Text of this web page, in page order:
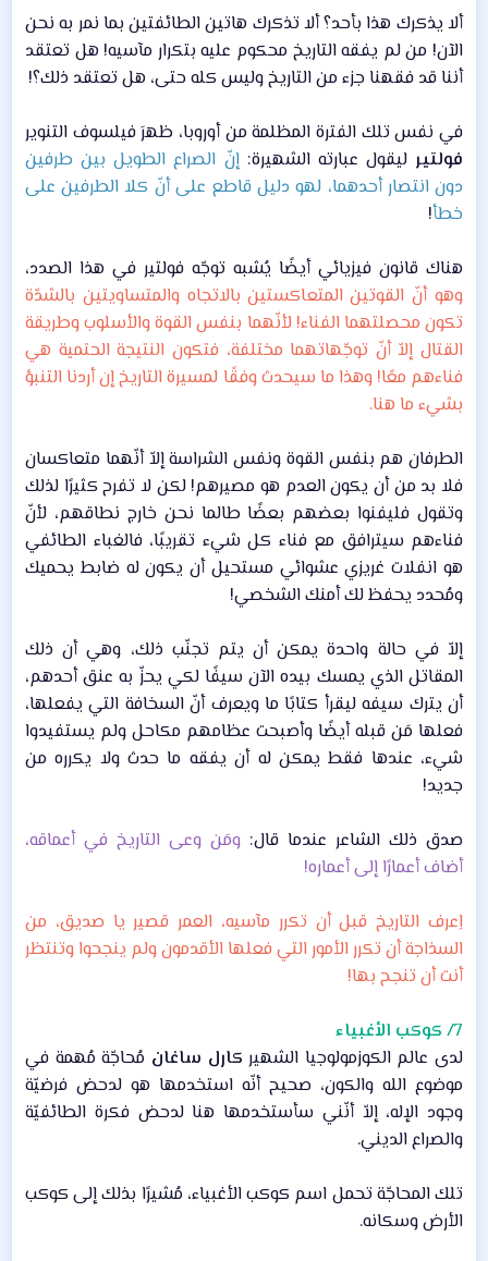
ألا يذكرك هذا بأحد؟ ألا تذكرك هاتين الطائفتين بما نمر به نحن
الآن! من لم يفقه التاريخ محكوم عليه بتكرار مآسيه! هل تعتقد
أننا قد فقهنا جزء من التاريخ وليس كله حتى، هل تعتقد ذلك؟!​
في نفس تلك الفترة المظلمة من أوروبا، ظهرَ فيلسوف التنوير
فولتيرليقول عبارته الشهيرة:إنّ الصراع الطويل بين طرفين
دون انتصار أحدهما، لهو دليل قاطع على أنّ كلا الطرفين على
خطأ!​
هناك قانون فيزيائي أيضًا يُشبه توجّه فولتير في هذا الصدد،
وهو أنّ القوتين المتعاكستين بالاتجاه والمتساويتين بالشدّة
تكون محصلتهما الفناء! لأنّهما بنفس القوة والأسلوب وطريقة
القتال إلاّ أنّ توجّهاتهما مختلفة، فتكون النتيجة الحتمية هي
فناءهم معًا! وهذا ما سيحدث وفقًا لمسيرة التاريخ إن أردنا التنبؤ
بشيء ما هنا.
الطرفان هم بنفس القوة ونفس الشراسة إلاّ أنّهما متعاكسان
فلا بد من أن يكون العدم هو مصيرهم! لكن لا تفرح كثيرًا لذلك
وتقول فليفنوا بعضهم بعضًا طالما نحن خارج نطاقهم، لأنّ
فناءهم سيترافق مع فناء كل شيء تقريبًا، فالغباء الطائفي
هو انفلات غريزي عشوائي مستحيل أن يكون له ضابط يحميك
ومُحدد يحفظ لك أمنك الشخصي!​
إلاّ في حالة واحدة يمكن أن يتم تجنّب ذلك، وهي أن ذلك
المقاتل الذي يمسك بيده الآن سيفًا لكي يحزّ به عنق أحدهم،
أن يترك سيفه ليقرأ كتابًا ما ويعرف أنّ السخافة التي يفعلها،
فعلها مَن قبله أيضًا وأصبحت عظامهم مكاحل ولم يستفيدوا
شيء، عندها فقط يمكن له أن يفقه ما حدث ولا يكرره من
جديد!​
صدق ذلك الشاعر عندما قال: ومَن وعى التاريخ في أعماقه،
أضاف أعمارًا إلى أعماره!
اِعرف التاريخ قبل أن تكرر مآسيه، العمر قصير يا صديق، من
السذاجة أن تكرر الأمور التي فعلها الأقدمون ولم ينجحوا وتنتظر
أنت أن تنجح بها!
7/ كوكب الأغبياء
لدى عالم الكوزمولوجيا الشهير كارل ساغان مُحاجّة مُهمة في
موضوع الله والكون، صحيح أنّه استخدمها هو لدحض فرضيّة
وجود الإله، إلاّ أنّني سأستخدمها هنا لدحض فكرة الطائفيّة
والصراع الديني.​
تلك المحاجّة تحمل اسم كوكب الأغبياء، مُشيرًا بذلك إلى كوكب
الأرض وسكانه.​